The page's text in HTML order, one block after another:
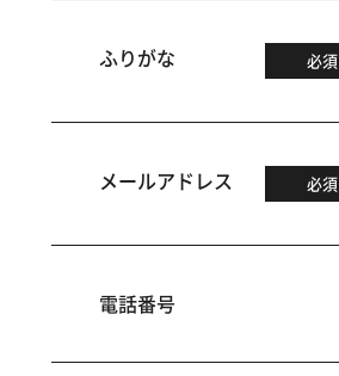
ふりがな 必須
メールアドレス 必須
電話番号